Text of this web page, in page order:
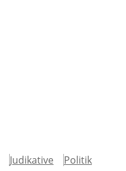
Judikative Politik